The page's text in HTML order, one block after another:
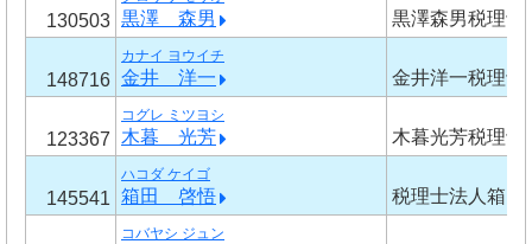
130503 黒澤 森男 黒澤森男税理士
148716
カナイ ヨウイチ
金井 洋一 金井洋一税理士
123367
コグレ ミツヨシ
木暮 光芳 木暮光芳税理士
145541
ハコダ ケイゴ
箱田 啓悟 税理士法人箱田
コバヤシ ジュン